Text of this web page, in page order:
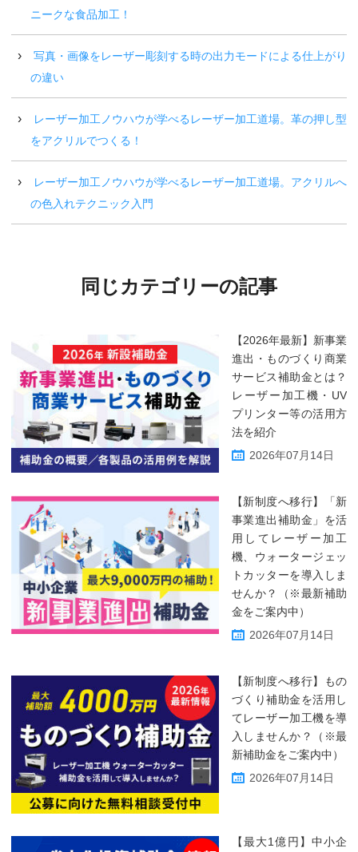
ニークな食品加工！
写真・画像をレーザー彫刻する時の出力モードによる仕上がり
の違い
レーザー加工ノウハウが学べるレーザー加工道場。革の押し型
をアクリルでつくる！
レーザー加工ノウハウが学べるレーザー加工道場。アクリルへ
の色入れテクニック入門
同じカテゴリーの記事
【2026年最新】新事業
進出・ものづくり商業
サービス補助金とは？
レーザー加工機・UV
プリンター等の活用方
法を紹介
2026年07月14日
【新制度へ移行】「新
事業進出補助金」を活
用してレーザー加工
機、ウォータージェッ
トカッターを導入しま
せんか？（※最新補助
金をご案内中）
2026年07月14日
【新制度へ移行】もの
づくり補助金を活用し
てレーザー加工機を導
入しませんか？（※最
新補助金をご案内中）
2026年07月14日
【最大1億円】中小企